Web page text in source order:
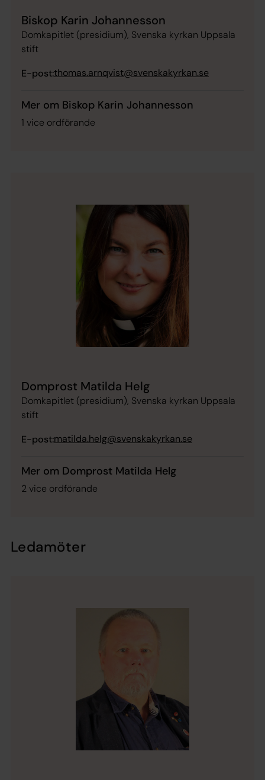
Biskop Karin Johannesson
Domkapitlet (presidium), Svenska kyrkan Uppsala
stift
E-post:thomas.arnqvist@svenskakyrkan.se
Mer om Biskop Karin Johannesson
1 vice ordförande
Domprost Matilda Helg
Domkapitlet (presidium), Svenska kyrkan Uppsala
stift
E-post:matilda.helg@svenskakyrkan.se
Mer om Domprost Matilda Helg
2 vice ordförande
Ledamöter